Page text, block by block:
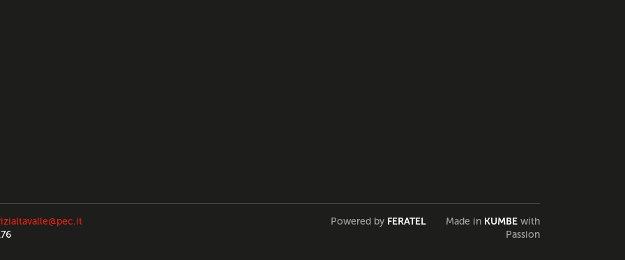
Powered by FERATEL Made in KUMBEwith
Passion